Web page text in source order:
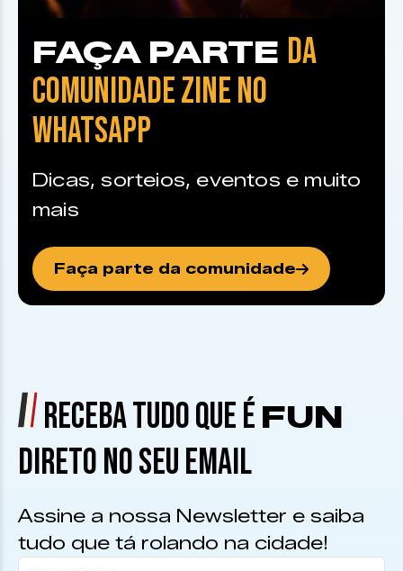
FAÇA PARTE DA
COMUNIDADE ZINE NO
WHATSAPP
Dicas, sorteios, eventos e muito
mais
Faça parte da comunidade
RECEBA TUDO QUE É FUN
DIRETO NO SEU EMAIL
Assine a nossa Newsletter e saiba
tudo que tá rolando na cidade!